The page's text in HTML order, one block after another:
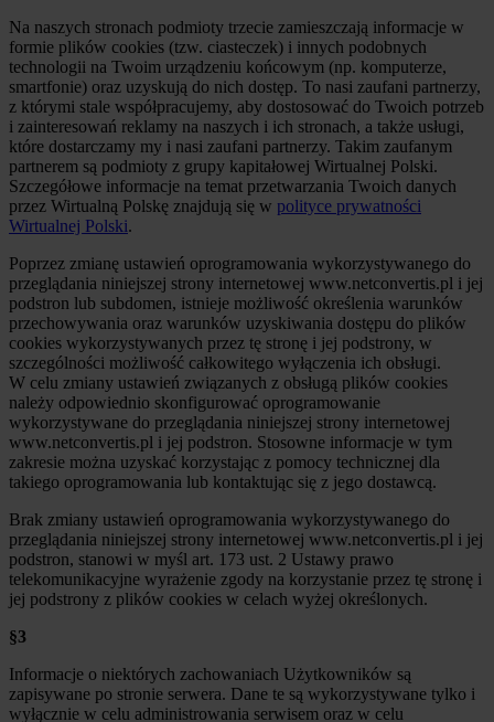
Na naszych stronach podmioty trzecie zamieszczają informacje w
formie plików cookies (tzw. ciasteczek) i innych podobnych
technologii na Twoim urządzeniu końcowym (np. komputerze,
smartfonie) oraz uzyskują do nich dostęp. To nasi zaufani partnerzy,
z którymi stale współpracujemy, aby dostosować do Twoich potrzeb
i zainteresowań reklamy na naszych i ich stronach, a także usługi,
które dostarczamy my i nasi zaufani partnerzy. Takim zaufanym
partnerem są podmioty z grupy kapitałowej Wirtualnej Polski.
Szczegółowe informacje na temat przetwarzania Twoich danych
przez Wirtualną Polskę znajdują się w polityce prywatności
Wirtualnej Polski.
Poprzez zmianę ustawień oprogramowania wykorzystywanego do
przeglądania niniejszej strony internetowej www.netconvertis.pl i jej
podstron lub subdomen, istnieje możliwość określenia warunków
przechowywania oraz warunków uzyskiwania dostępu do plików
cookies wykorzystywanych przez tę stronę i jej podstrony, w
szczególności możliwość całkowitego wyłączenia ich obsługi.
W celu zmiany ustawień związanych z obsługą plików cookies
należy odpowiednio skonfigurować oprogramowanie
wykorzystywane do przeglądania niniejszej strony internetowej
www.netconvertis.pl i jej podstron. Stosowne informacje w tym
zakresie można uzyskać korzystając z pomocy technicznej dla
takiego oprogramowania lub kontaktując się z jego dostawcą.
Brak zmiany ustawień oprogramowania wykorzystywanego do
przeglądania niniejszej strony internetowej www.netconvertis.pl i jej
podstron, stanowi w myśl art. 173 ust. 2 Ustawy prawo
telekomunikacyjne wyrażenie zgody na korzystanie przez tę stronę i
jej podstrony z plików cookies w celach wyżej określonych.
§3
Informacje o niektórych zachowaniach Użytkowników są
zapisywane po stronie serwera. Dane te są wykorzystywane tylko i
wyłącznie w celu administrowania serwisem oraz w celu